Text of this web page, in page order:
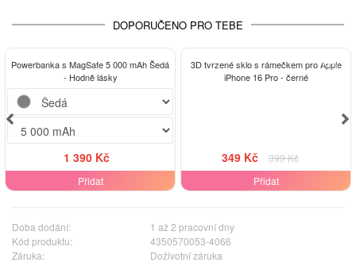
DOPORUČENO PRO TEBE
Powerbanka s MagSafe 5 000 mAh Šedá
- Hodně lásky
1 390 Kč
Přidat
-13%
3D tvrzené sklo s rámečkem pro Apple
iPhone 16 Pro - černé
349 Kč
399 Kč
Přidat
Doba dodání:
1 až 2 pracovní dny
Kód produktu:
4350570053-4066
Záruka:
Doživotní záruka